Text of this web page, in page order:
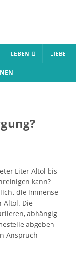
LEBEN LIEBE
Liter Altöl bis
kann?
die immense
Altöl. Die
abhängig
abgeben
Anspruch